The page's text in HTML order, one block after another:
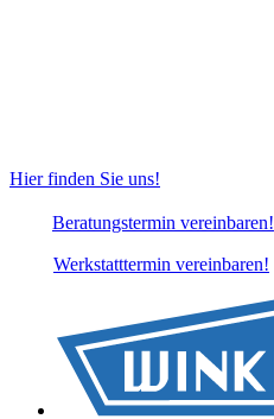
Hier finden Sie uns!
Beratungstermin vereinbaren!
Werkstatttermin vereinbaren!